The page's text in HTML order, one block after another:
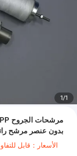
1
/
1
بدون عنصر مرشح
الأسعار：قابل